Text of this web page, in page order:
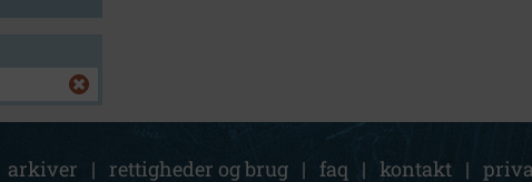
arkiver | rettigheder og brug | faq | kontakt |